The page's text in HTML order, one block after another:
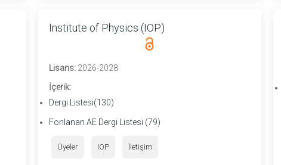
Institute of Physics (IOP)
Lisans: 2026-2028
İçerik:
Dergi Listesi(130)
Fonlanan AE Dergi Listesi (79)
Üyeler IOP İletişim